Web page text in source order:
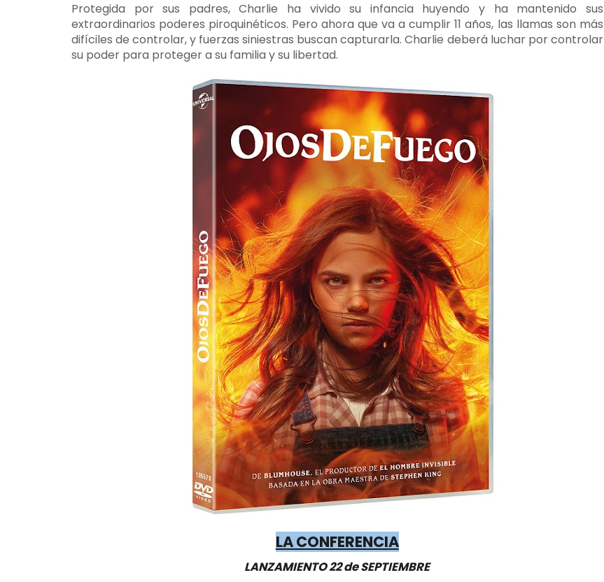
Protegida por sus padres, Charlie ha vivido su infancia huyendo y ha mantenido sus
extraordinarios poderes piroquinéticos. Pero ahora que va a cumplir 11 años, las llamas son más
difíciles de controlar, y fuerzas siniestras buscan capturarla. Charlie deberá luchar por controlar
su poder para proteger a su familia y su libertad.
LA CONFERENCIA
LANZAMIENTO 22 de SEPTIEMBRE